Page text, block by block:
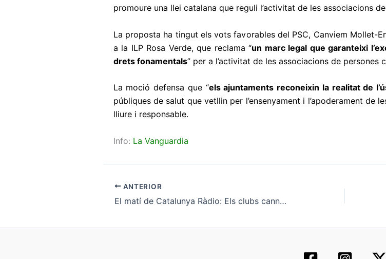
promoure una llei catalana que reguli l’activitat de les associacions
La proposta ha tingut els vots favorables del PSC, Canviem Mollet-
a la ILP Rosa Verde, que reclama “un marc legal que garanteixi
drets fonamentals” per a l’activitat de les associacions de persones
La moció defensa que “els ajuntaments reconeixin la realitat de
públiques de salut que vetllin per l’ensenyament i l’apoderament de
lliure i responsable.
Info: La Vanguardia
ANTERIOR
El matí de Catalunya Ràdio: Els clubs cannàbics